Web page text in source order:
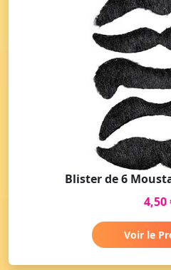
Blister de 6
4,50
Voir le